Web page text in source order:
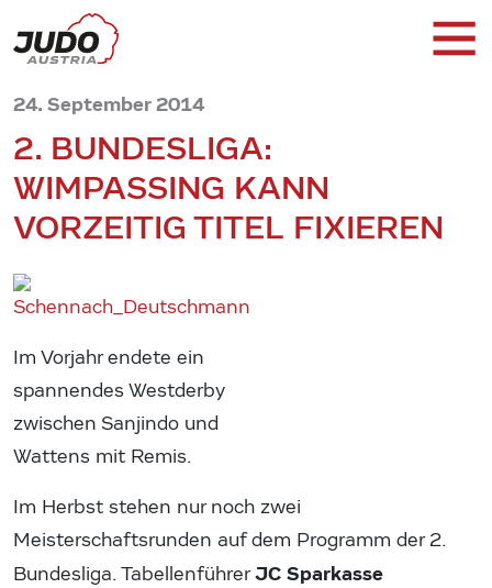
24. September 2014
2. BUNDESLIGA:
WIMPASSING KANN
VORZEITIG TITEL FIXIEREN
Im Vorjahr endete ein
spannendes Westderby
zwischen Sanjindo und
Wattens mit Remis.
Im Herbst stehen nur noch zwei
Meisterschaftsrunden auf dem Programm der 2.
Bundesliga. TabellenführerJC Sparkasse